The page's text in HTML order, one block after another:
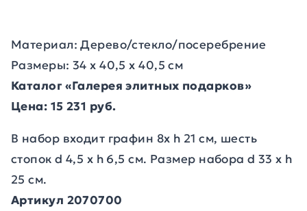
Материал: Дерево/стекло/посеребрение
Размеры: 34 x 40,5 x 40,5 см
Каталог «Галерея элитных подарков»
Цена: 15 231 руб.
В набор входит графин 8х h 21 см, шесть
стопок d 4,5 х h 6,5 см. Размер набора d 33 х h
25 см.
Артикул 2070700